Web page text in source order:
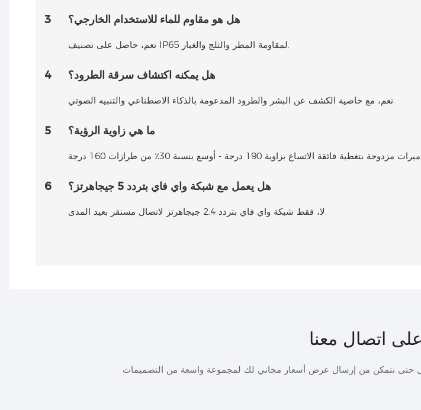
3 هل هو مقاوم للماء للاستخدام الخارجي؟
4 هل يمكنه اكتشاف سرقة الطرود؟
5 ما هي زاوية الرؤية؟
6 هل يعمل مع شبكة واي فاي بتردد 5 جيجاهرتز؟
اتصال معنا
حتى نتمكن من إرسال عرض أسعار مجاني لك لمجموعة واسعة من التصميمات